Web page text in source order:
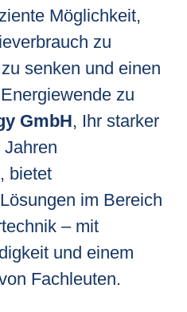
Möglichkeit,
zu
senken und einen
zu
GmbH, Ihr starker
bietet
im Bereich
– mit
und einem
Fachleuten.